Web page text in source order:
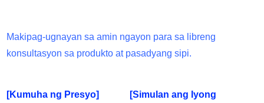
Makipag-ugnayan sa amin ngayon para sa libreng
konsultasyon sa produkto at pasadyang sipi.
[Kumuha ng Presyo]
[Simulan ang Iyong